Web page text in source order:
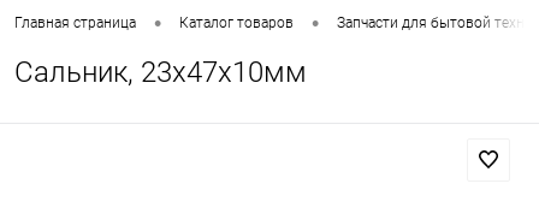
Главная страница • Каталог товаров • Запчасти для бытовой
Сальник, 23х47х10мм